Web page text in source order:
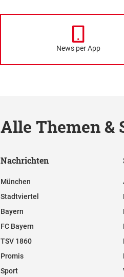
News per App
Alle Themen &
Nachrichten
München
Stadtviertel
Bayern
FC Bayern
TSV 1860
Promis
Sport